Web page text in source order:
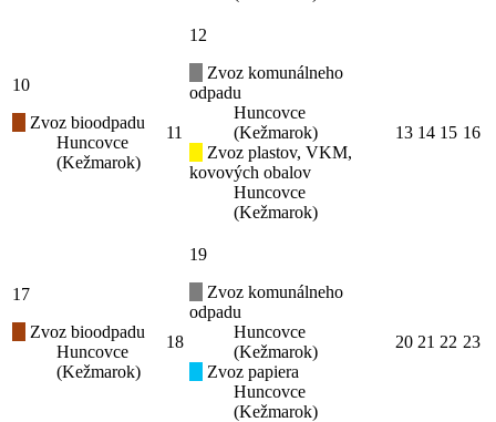
10
Zvoz bioodpadu
Huncovce
(Kežmarok)
11
12
Zvoz komunálneho
odpadu
Huncovce
(Kežmarok)
Zvoz plastov, VKM,
kovových obalov
Huncovce
(Kežmarok)
13 14 15 16
17
Zvoz bioodpadu
Huncovce
(Kežmarok)
18
19
Zvoz komunálneho
odpadu
Huncovce
(Kežmarok)
Zvoz papiera
Huncovce
(Kežmarok)
20 21 22 23